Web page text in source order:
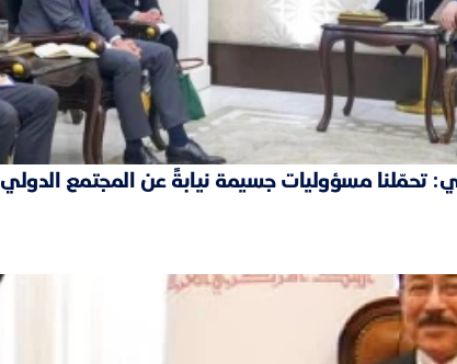
تحمّلنا مسؤوليات جسيمة نيابةً عن المجتمع الدولي